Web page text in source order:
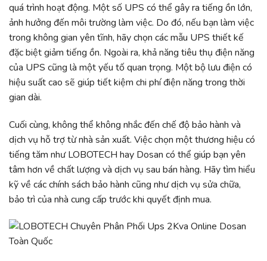
quá trình hoạt động. Một số UPS có thể gây ra tiếng ồn lớn,
ảnh hưởng đến môi trường làm việc. Do đó, nếu bạn làm việc
trong không gian yên tĩnh, hãy chọn các mẫu UPS thiết kế
đặc biệt giảm tiếng ồn. Ngoài ra, khả năng tiêu thụ điện năng
của UPS cũng là một yếu tố quan trọng. Một bộ lưu điện có
hiệu suất cao sẽ giúp tiết kiệm chi phí điện năng trong thời
gian dài.
Cuối cùng, không thể không nhắc đến chế độ bảo hành và
dịch vụ hỗ trợ từ nhà sản xuất. Việc chọn một thương hiệu có
tiếng tăm như LOBOTECH hay Dosan có thể giúp bạn yên
tâm hơn về chất lượng và dịch vụ sau bán hàng. Hãy tìm hiểu
kỹ về các chính sách bảo hành cũng như dịch vụ sửa chữa,
bảo trì của nhà cung cấp trước khi quyết định mua.